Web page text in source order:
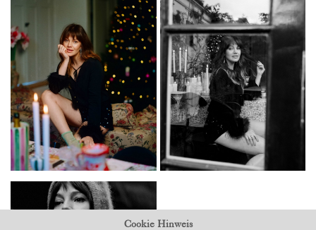
Cookie Hinweis